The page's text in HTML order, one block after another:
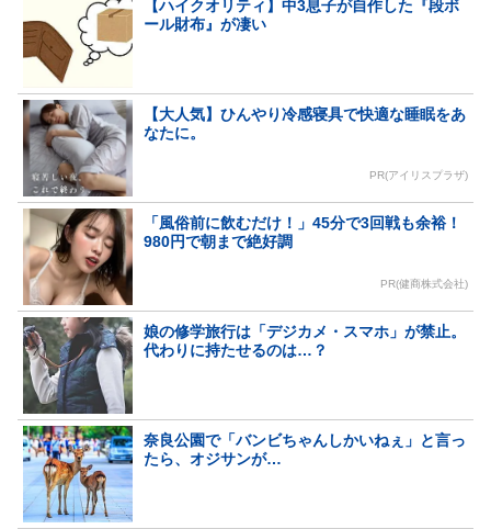
【ハイクオリティ】中3息子が自作した『段ボ
ール財布』が凄い
【大人気】ひんやり冷感寝具で快適な睡眠をあ
なたに。
PR(アイリスプラザ)
「風俗前に飲むだけ！」45分で3回戦も余裕！
980円で朝まで絶好調
PR(健商株式会社)
娘の修学旅行は「デジカメ・スマホ」が禁止。
代わりに持たせるのは…？
奈良公園で「バンビちゃんしかいねぇ」と言っ
たら、オジサンが…